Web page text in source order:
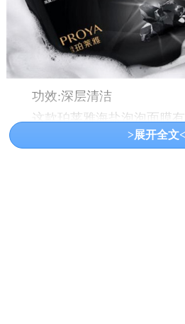
功效:深层清洁
这款珀莱雅海盐泡泡面膜有
的颗粒能深入到肌肤的最底层
>展开全文<